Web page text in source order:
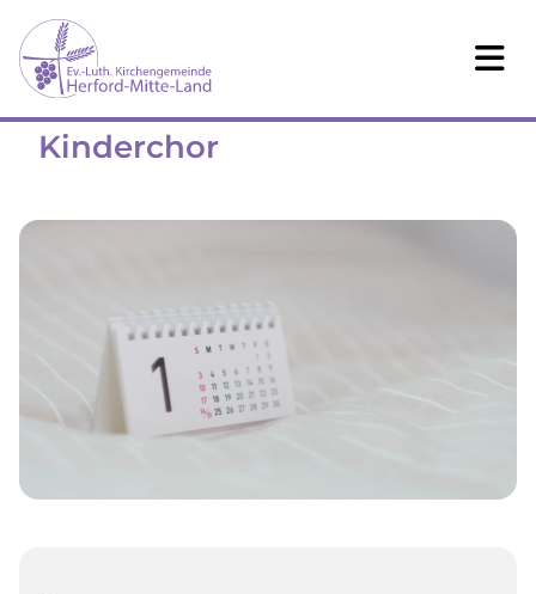
Kinderchor